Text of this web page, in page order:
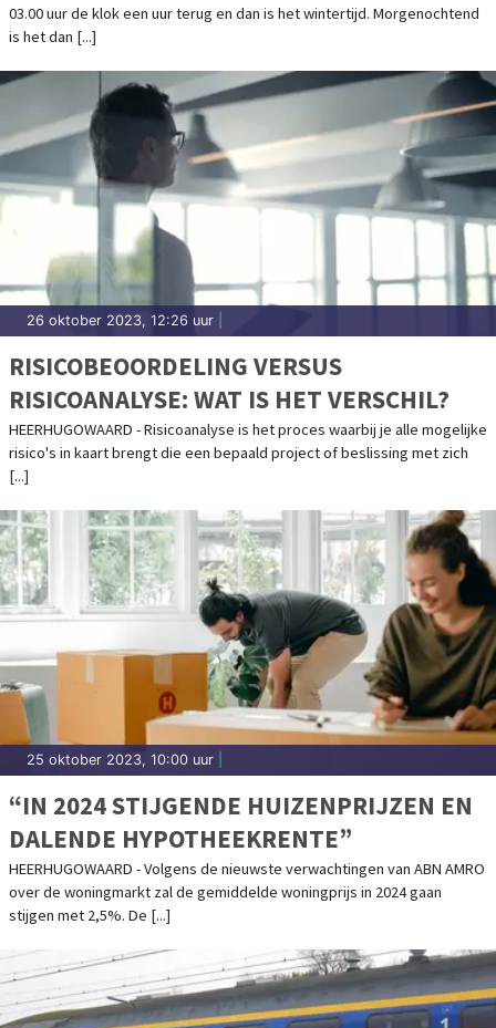
03.00 uur de klok een uur terug en dan is het wintertijd. Morgenochtend
is het dan [...]
26 oktober 2023, 12:26 uur
RISICOBEOORDELING VERSUS
RISICOANALYSE: WAT IS HET VERSCHIL?
HEERHUGOWAARD - Risicoanalyse is het proces waarbij je alle mogelijke
risico's in kaart brengt die een bepaald project of beslissing met zich
[...]
25 oktober 2023, 10:00 uur
“IN 2024 STIJGENDE HUIZENPRIJZEN EN
DALENDE HYPOTHEEKRENTE”
HEERHUGOWAARD - Volgens de nieuwste verwachtingen van ABN AMRO
over de woningmarkt zal de gemiddelde woningprijs in 2024 gaan
stijgen met 2,5%. De [...]